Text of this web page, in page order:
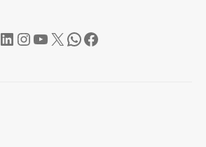
LinkedIn
Instagram
YouTube
X WhatsApp
Facebook